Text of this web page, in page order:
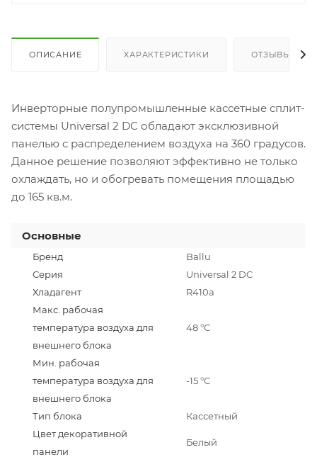
ОПИСАНИЕ ХАРАКТЕРИСТИКИ ОТЗЫВЫ
Инверторные полупромышленные кассетные сплит-
системы Universal 2 DC обладают эксклюзивной
панелью с распределением воздуха на 360 градусов.
Данное решение позволяют эффективно не только
охлаждать, но и обогревать помещения площадью
до 165 кв.м.
Основные
Бренд
Ballu
Серия
Universal 2 DC
Хладагент
R410a
Макс. рабочая
температура воздуха для
внешнего блока
48 °С
Мин. рабочая
температура воздуха для
внешнего блока
-15 °С
Тип блока
Кассетный
Цвет декоративной
панели
Белый